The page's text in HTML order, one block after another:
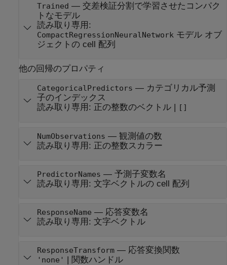
Trained — 交差検証分割で学習させたコンパク
トなモデル
読み取り専用:
CompactRegressionNeuralNetworkモデル オブ
ジェクトの cell 配列
他の回帰のプロパティ
CategoricalPredictors — カテゴリカル予測
子のインデックス
読み取り専用: 正の整数のベクトル| []
NumObservations — 観測値の数
読み取り専用: 正の整数スカラー
PredictorNames — 予測子変数名
読み取り専用: 文字ベクトルの cell 配列
ResponseName — 応答変数名
読み取り専用: 文字ベクトル
ResponseTransform— 応答変換関数
'none' | 関数ハンドル